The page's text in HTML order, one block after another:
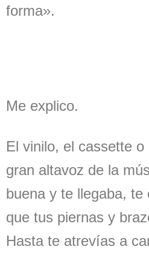
forma».
Me explico.
El vinilo, el cassette
gran altavoz de la
buena y te llegaba, te
que tus piernas y
Hasta te atrevías a